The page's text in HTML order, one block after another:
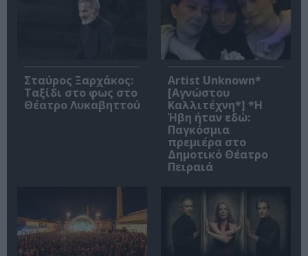
Σταύρος Ξαρχάκος:
Ταξίδι στο φως στο
Θέατρο Λυκαβηττού
Artist Unknown*
[Αγνώστου
Καλλιτέχνη*] *Η
Ήβη ήταν εδώ:
Παγκόσμια
πρεμιέρα στο
Δημοτικό Θέατρο
Πειραιά